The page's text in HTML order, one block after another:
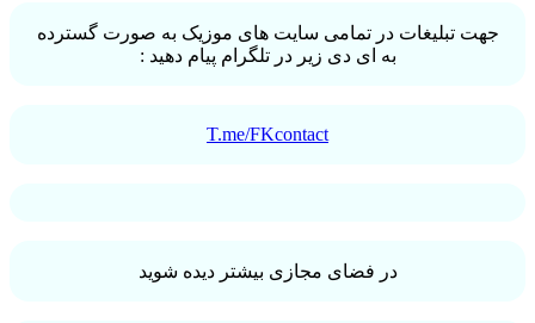
جهت تبلیغات در تمامی سایت های موزیک به صورت گسترده
به ای دی زیر در تلگرام پیام دهید :
T.me/FKcontact
در فضای مجازی بیشتر دیده شوید